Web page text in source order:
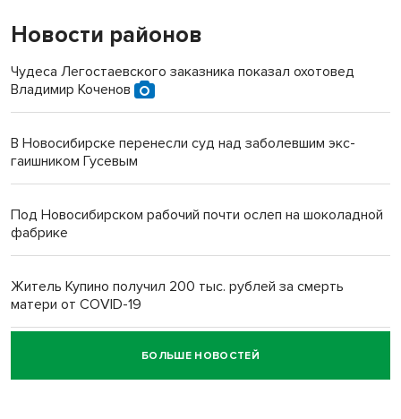
Новости районов
Чудеса Легостаевского заказника показал охотовед
Владимир Коченов
В Новосибирске перенесли суд над заболевшим экс-
гаишником Гусевым
Под Новосибирском рабочий почти ослеп на шоколадной
фабрике
Житель Купино получил 200 тыс. рублей за смерть
матери от COVID-19
Новосибирский суд наказал водителя за смерть
пенсионерки на вокзале
БОЛЬШЕ НОВОСТЕЙ